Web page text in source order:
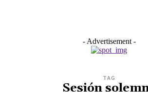
- Advertisement -
TAG
Sesión